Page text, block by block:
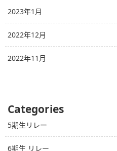
2023年1月
2022年12月
2022年11月
Categories
5期生リレー
6期生 リレー